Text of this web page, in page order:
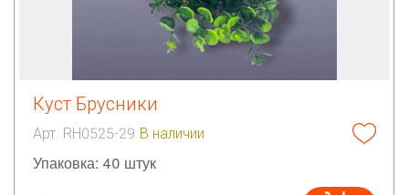
Куст Брусники
Арт. RH0525-29 В наличии
Упаковка: 40 штук